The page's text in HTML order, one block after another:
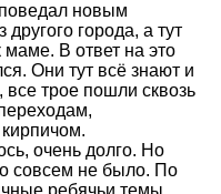
новым
другого города, а тут
маме. В ответ на это
Они тут всё знают и
все трое пошли сквозь
очень долго. Но
совсем не было. По
ребячьи темы…